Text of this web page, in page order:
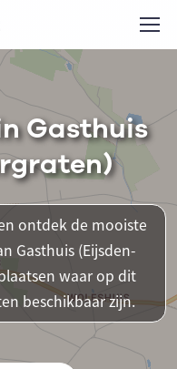
Gasthuis
ontdek de mooiste
Gasthuis (Eijsden-
waar op dit
beschikbaar zijn.